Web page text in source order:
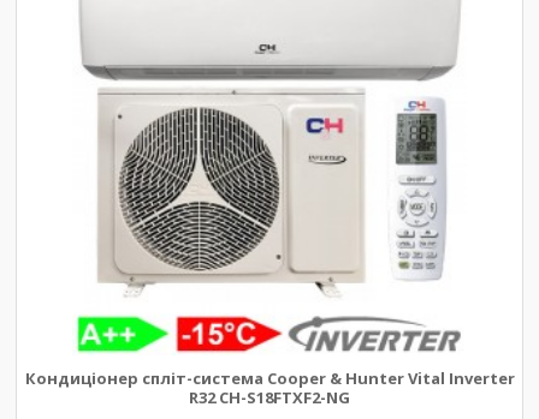
Кондиціонер спліт-система Cooper & Hunter Vital Inverter
R32 CH-S18FTXF2-NG